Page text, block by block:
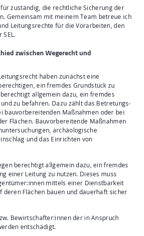
zuständig, die rechtliche Sicherung der
Gemeinsam mit meinem Team betreue ich
Leitungsrechte für die Vorarbeiten, den
SEL.
zwischen Wegerecht und
haben zunächst eine
ein fremdes Grundstück zu
allgemein dazu, ein fremdes
zu befahren. Dazu zählt das Betretungs-
bauvorbereitenden Maßnahmen oder bei
Flächen. Bauvorbereitende Maßnahmen
archäologische
und das Einrichten von
berechtigt allgemein dazu, ein fremdes
einer Leitung zu nutzen. Dieses muss
mittels einer Dienstbarkeit
deren Flächen bauen und dauerhaft sicher
Bewirtschafter:innen der in Anspruch
entschädigt.